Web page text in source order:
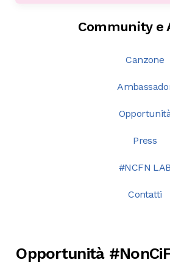
Community e
Canzone
Press
#NCFN LAB
Contatti
Opportunità